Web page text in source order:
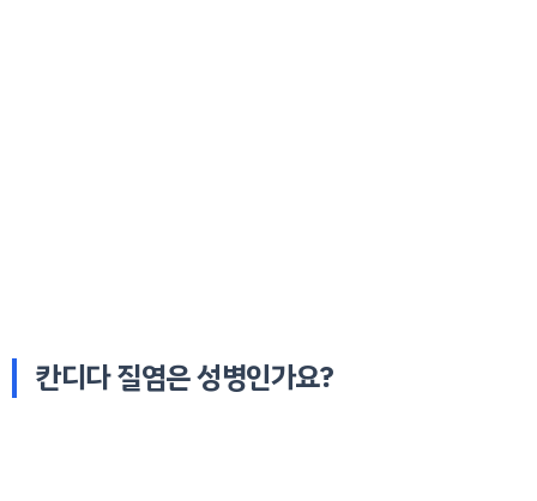
칸디다 질염은 성병인가요?